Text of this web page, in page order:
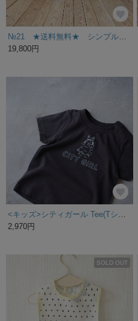
19,800円
2,970円
SOLD OUT